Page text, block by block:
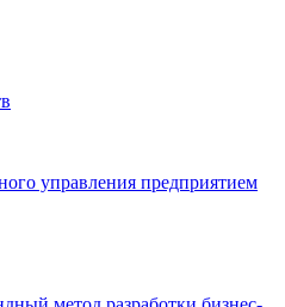
управления предприятием